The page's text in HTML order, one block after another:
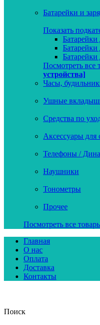
Батарейки и
Показать
Батарейки
Батарейки
Посмотреть все
устройства]
Часы,
Ушные
Средства по
Аксессуары для
Телефоны /
Наушники
Тонометры
Прочее
Посмотреть все
Главная
О нас
Оплата
Доставка
Контакты
Поиск